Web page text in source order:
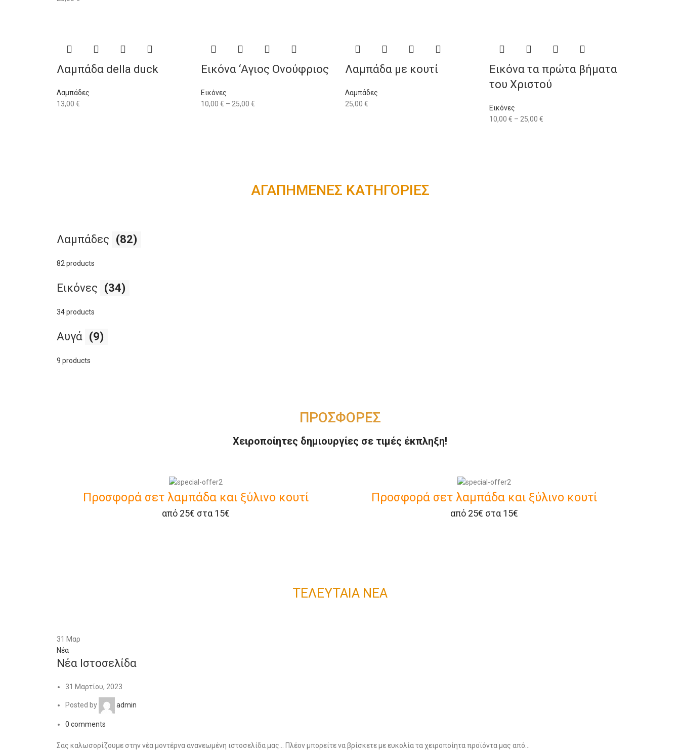
Λαμπάδα della duck
Λαμπάδες
13,00 €
Εικόνα ‘Αγιος Ονούφριος
Εικόνες
10,00 € – 25,00 €
Λαμπάδα με κουτί
Λαμπάδες
25,00 €
Εικόνα τα πρώτα βήματα
του Χριστού
Εικόνες
10,00 € – 25,00 €
ΑΓΑΠΗΜΕΝΕΣ ΚΑΤΗΓΟΡΙΕΣ
Λαμπάδες (82)
82 products
Εικόνες (34)
34 products
Αυγά (9)
9 products
ΠΡΟΣΦΟΡΕΣ
Χειροποίητες δημιουργίες σε τιμές έκπληξη!
Προσφορά σετ λαμπάδα και ξύλινο κουτί
από 25€ στα 15€
Προσφορά σετ λαμπάδα και ξύλινο κουτί
από 25€ στα 15€
ΤΕΛΕΥΤΑΙΑ ΝΕΑ
31 Μαρ
Νέα
Νέα Ιστοσελίδα
31 Μαρτίου, 2023
Posted by admin
0 comments
Σας καλωσορίζουμε στην νέα μοντέρνα ανανεωμένη ιστοσελίδα μας... Πλέον μπορείτε να βρίσκετε με ευκολία τα χειροποίητα προϊόντα μας από...